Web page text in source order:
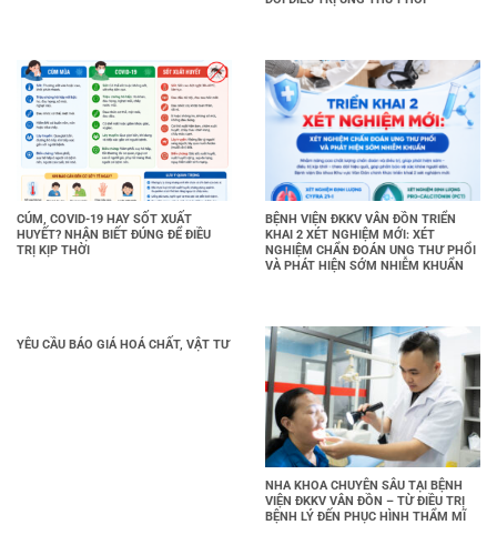
CÚM, COVID-19 HAY SỐT XUẤT
HUYẾT? NHẬN BIẾT ĐÚNG ĐỂ ĐIỀU
TRỊ KỊP THỜI
BỆNH VIỆN ĐKKV VÂN ĐỒN TRIỂN
KHAI 2 XÉT NGHIỆM MỚI: XÉT
NGHIỆM CHẨN ĐOÁN UNG THƯ PHỔI
VÀ PHÁT HIỆN SỚM NHIỄM KHUẨN
YÊU CẦU BÁO GIÁ HOÁ CHẤT, VẬT TƯ
NHA KHOA CHUYÊN SÂU TẠI BỆNH
VIỆN ĐKKV VÂN ĐỒN – TỪ ĐIỀU TRỊ
BỆNH LÝ ĐẾN PHỤC HÌNH THẨM MĨ